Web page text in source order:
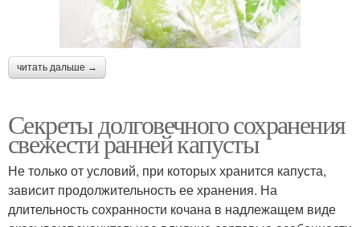
читать дальше →
Секреты долговечного сохранения
свежести ранней капусты
Не только от условий, при которых хранится капуста,
зависит продолжительность ее хранения. На
длительность сохранности кочана в надлежащем виде